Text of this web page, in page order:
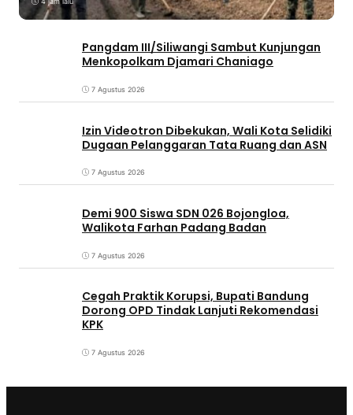
Pangdam III/Siliwangi Sambut Kunjungan
Menkopolkam Djamari Chaniago
7 Agustus 2026
Izin Videotron Dibekukan, Wali Kota Selidiki
Dugaan Pelanggaran Tata Ruang dan ASN
7 Agustus 2026
Demi 900 Siswa SDN 026 Bojongloa,
Walikota Farhan Padang Badan
7 Agustus 2026
Cegah Praktik Korupsi, Bupati Bandung
Dorong OPD Tindak Lanjuti Rekomendasi
KPK
7 Agustus 2026